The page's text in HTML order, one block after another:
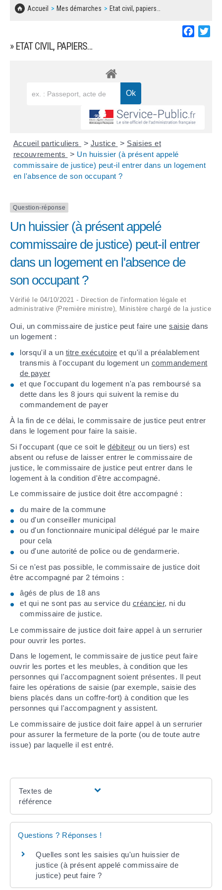
Accueil Mes démarches Etat civil, papiers…
» ETAT CIVIL, PAPIERS…
Accueil particuliers > Justice > Saisies et
recouvrements > Un huissier (à présent appelé
commissaire de justice) peut-il entrer dans un logement
en l'absence de son occupant ?
Question-réponse
Un huissier (à présent appelé
commissaire de justice) peut-il entrer
dans un logement en l'absence de
son occupant ?
Vérifié le 04/10/2021 - Direction de l'information légale et
administrative (Première ministre), Ministère chargé de la justice
Oui, un commissaire de justice peut faire une saisie dans
un logement :
lorsqu'il a un titre exécutoire et qu'il a préalablement
transmis à l'occupant du logement un commandement
de payer
et que l'occupant du logement n'a pas remboursé sa
dette dans les 8 jours qui suivent la remise du
commandement de payer
À la fin de ce délai, le commissaire de justice peut entrer
dans le logement pour faire la saisie.
Si l'occupant (que ce soit le débiteur ou un tiers) est
absent ou refuse de laisser entrer le commissaire de
justice, le commissaire de justice peut entrer dans le
logement à la condition d'être accompagné.
Le commissaire de justice doit être accompagné :
du maire de la commune
ou d'un conseiller municipal
ou d'un fonctionnaire municipal délégué par le maire
pour cela
ou d'une autorité de police ou de gendarmerie.
Si ce n'est pas possible, le commissaire de justice doit
être accompagné par 2 témoins :
âgés de plus de 18 ans
et qui ne sont pas au service du créancier, ni du
commissaire de justice.
Le commissaire de justice doit faire appel à un serrurier
pour ouvrir les portes.
Dans le logement, le commissaire de justice peut faire
ouvrir les portes et les meubles, à condition que les
personnes qui l'accompagnent soient présentes. Il peut
faire les opérations de saisie (par exemple, saisie des
biens placés dans un coffre-fort) à condition que les
personnes qui l'accompagnent y assistent.
Le commissaire de justice doit faire appel à un serrurier
pour assurer la fermeture de la porte (ou de toute autre
issue) par laquelle il est entré.
Textes de
référence
Questions ? Réponses !
Quelles sont les saisies qu'un huissier de
justice (à présent appelé commissaire de
justice) peut faire ?
CONCERTATIONS PUBLIQUES
SOLIDARITÉ, LOGEMENT
DECHETS
SIGNALEMENTS
BESOIN D'UNE AIDE ?
LES ASSOCIATIONS
MARCHÉS PUBLICS
REGLEMENT LOCAL DE PUBLICITÉ
DECLARATION DE DEMARCHAGE
DOSSIER DE DEMANDE DE SUBVENTION
DEMANDE DE PRÊT DE MATERIEL
PLAN D'ACTION MUNICIPAL
ARRÊTÉS MUNICIPAUX
DÉLIBÉRATIONS